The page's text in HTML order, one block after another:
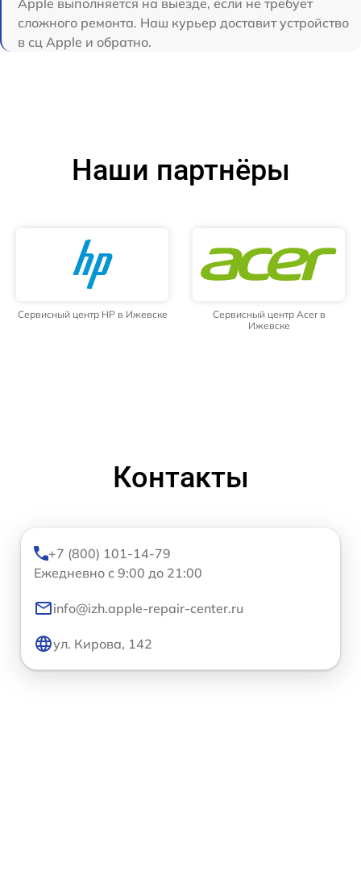
сложного ремонта. Наш курьер доставит устройство
в сц Apple и обратно.
Наши партнёры
Сервисный центр HP в Ижевске
Сервисный центр Acer в
Ижевске
Контакты
+7 (800) 101-14-79
Ежедневно с 9:00 до 21:00
info@izh.apple-repair-center.ru
ул. Кирова, 142